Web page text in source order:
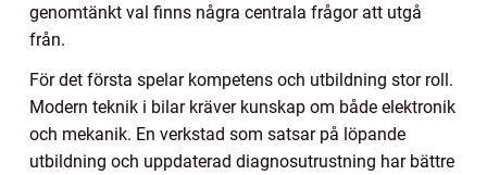
genomtänkt val finns några centrala frågor att utgå
från.
För det första spelar kompetens och utbildning stor roll.
Modern teknik i bilar kräver kunskap om både elektronik
och mekanik. En verkstad som satsar på löpande
utbildning och uppdaterad diagnosutrustning har bättre